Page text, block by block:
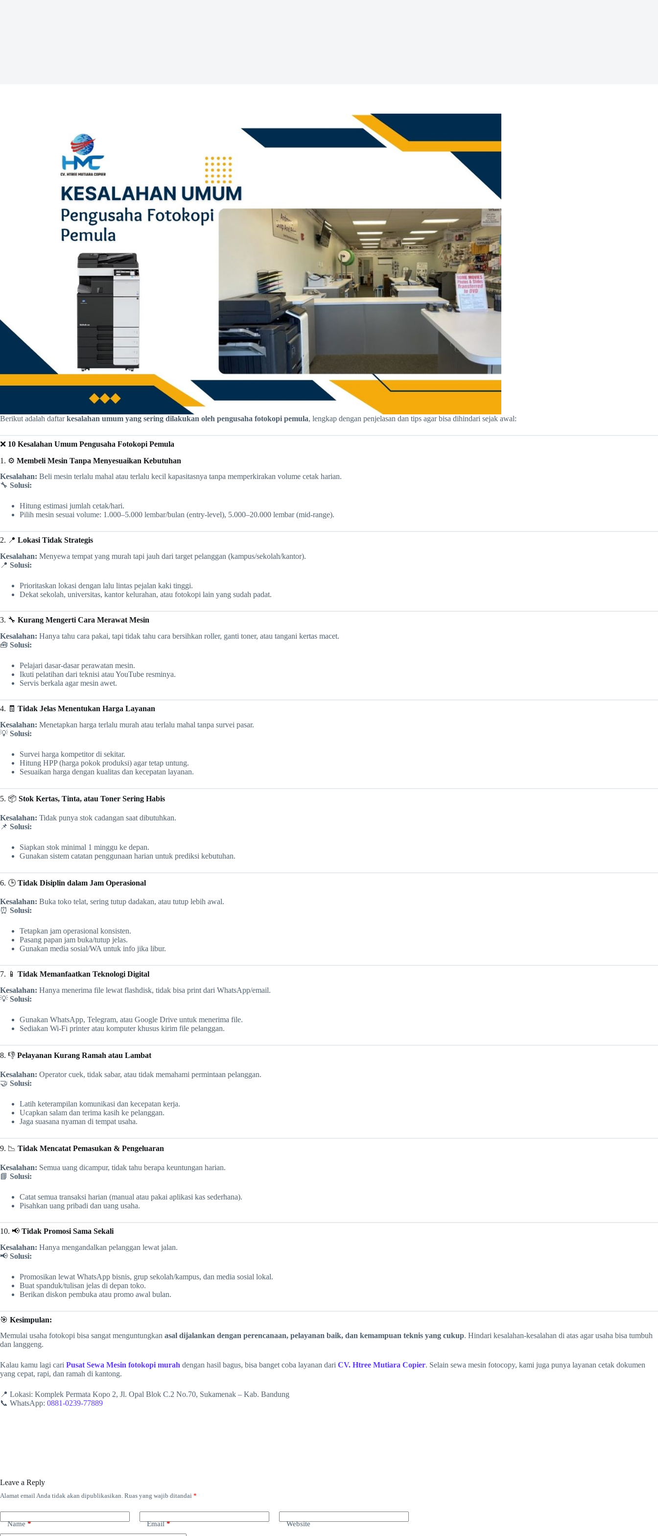
Berikut adalah daftarkesalahan umum yang sering dilakukan oleh pengusaha fotokopi pemula, lengkap dengan penjelasan dan tips agar bisa dihindari sejak awal:
❌ 10 Kesalahan Umum Pengusaha Fotokopi Pemula
1. ⚙️ Membeli Mesin Tanpa Menyesuaikan Kebutuhan
Kesalahan: Beli mesin terlalu mahal atau terlalu kecil kapasitasnya tanpa memperkirakan volume cetak harian.
🔧 Solusi:
Hitung estimasi jumlah cetak/hari.
Pilih mesin sesuai volume: 1.000–5.000 lembar/bulan (entry-level), 5.000–20.000 lembar (mid-range).
2. 📍 Lokasi Tidak Strategis
Kesalahan: Menyewa tempat yang murah tapi jauh dari target pelanggan (kampus/sekolah/kantor).
📍 Solusi:
Prioritaskan lokasi dengan lalu lintas pejalan kaki tinggi.
Dekat sekolah, universitas, kantor kelurahan, atau fotokopi lain yang sudah padat.
3. 🔧 Kurang Mengerti Cara Merawat Mesin
Kesalahan: Hanya tahu cara pakai, tapi tidak tahu cara bersihkan roller, ganti toner, atau tangani kertas macet.
🧰 Solusi:
Pelajari dasar-dasar perawatan mesin.
Ikuti pelatihan dari teknisi atau YouTube resminya.
Servis berkala agar mesin awet.
4. 🧾 Tidak Jelas Menentukan Harga Layanan
Kesalahan: Menetapkan harga terlalu murah atau terlalu mahal tanpa survei pasar.
💡 Solusi:
Survei harga kompetitor di sekitar.
Hitung HPP (harga pokok produksi) agar tetap untung.
Sesuaikan harga dengan kualitas dan kecepatan layanan.
5. 📦 Stok Kertas, Tinta, atau Toner Sering Habis
Kesalahan: Tidak punya stok cadangan saat dibutuhkan.
📌 Solusi:
Siapkan stok minimal 1 minggu ke depan.
Gunakan sistem catatan penggunaan harian untuk prediksi kebutuhan.
6. 🕒 Tidak Disiplin dalam Jam Operasional
Kesalahan: Buka toko telat, sering tutup dadakan, atau tutup lebih awal.
⏰ Solusi:
Tetapkan jam operasional konsisten.
Pasang papan jam buka/tutup jelas.
Gunakan media sosial/WA untuk info jika libur.
7. 📱 Tidak Memanfaatkan Teknologi Digital
Kesalahan: Hanya menerima file lewat flashdisk, tidak bisa print dari WhatsApp/email.
💡 Solusi:
Gunakan WhatsApp, Telegram, atau Google Drive untuk menerima file.
Sediakan Wi-Fi printer atau komputer khusus kirim file pelanggan.
8. 👎 Pelayanan Kurang Ramah atau Lambat
Kesalahan: Operator cuek, tidak sabar, atau tidak memahami permintaan pelanggan.
🤝 Solusi:
Latih keterampilan komunikasi dan kecepatan kerja.
Ucapkan salam dan terima kasih ke pelanggan.
Jaga suasana nyaman di tempat usaha.
9. 📉 Tidak Mencatat Pemasukan & Pengeluaran
Kesalahan: Semua uang dicampur, tidak tahu berapa keuntungan harian.
📘 Solusi:
Catat semua transaksi harian (manual atau pakai aplikasi kas sederhana).
Pisahkan uang pribadi dan uang usaha.
10. 📢 Tidak Promosi Sama Sekali
Kesalahan: Hanya mengandalkan pelanggan lewat jalan.
📢 Solusi:
Promosikan lewat WhatsApp bisnis, grup sekolah/kampus, dan media sosial lokal.
Buat spanduk/tulisan jelas di depan toko.
Berikan diskon pembuka atau promo awal bulan.
🎯 Kesimpulan:
Memulai usaha fotokopi bisa sangat menguntungkan asal dijalankan dengan perencanaan, pelayanan baik, dan kemampuan teknis yang cukup. Hindari kesalahan-kesalahan di atas agar usaha bisa tumbuh
dan langgeng.
Kalau kamu lagi cari Pusat Sewa Mesin fotokopi murah dengan hasil bagus, bisa banget coba layanan dari CV. Htree Mutiara Copier. Selain sewa mesin fotocopy, kami juga punya layanan cetak dokumen
yang cepat, rapi, dan ramah di kantong.
📍 Lokasi: Komplek Permata Kopo 2, Jl. Opal Blok C.2 No.70, Sukamenak – Kab. Bandung
📞 WhatsApp: 0881-0239-77889
Leave a Reply
Alamat email Anda tidak akan dipublikasikan. Ruas yang wajib ditandai *
Name* Email* Website